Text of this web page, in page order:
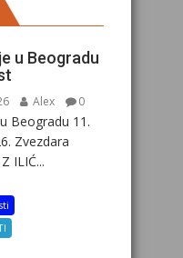
u Beogradu
Alex 0
Beogradu 11.
Zvezdara
ILIĆ...